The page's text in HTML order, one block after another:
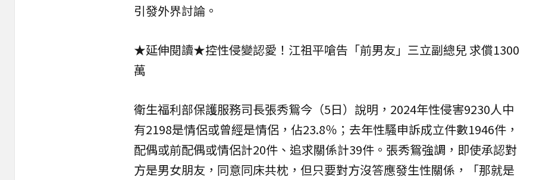
引發外界討論。
★延伸閱讀★控性侵變認愛！江祖平嗆告「前男友」三立副總兒 求償1300
萬
衛生福利部保護服務司長張秀鴛今（5日）說明，2024年性侵害9230人中
有2198是情侶或曾經是情侶，佔23.8％；去年性騷申訴成立件數1946件，
配偶或前配偶或情侶計20件、追求關係計39件。張秀鴛強調，即使承認對
方是男女朋友，同意同床共枕，但只要對方沒答應發生性關係，「那就是